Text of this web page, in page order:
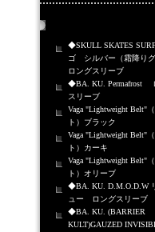
◆SKULL SKATES
ゴ シルバー（霜降りグ
ロングスリーブ
◆BA. KU. Permafrost
スリーブ
Vaga "Lightweight Belt"
ト）ブラック
Vaga "Lightweight Belt"
ト）カーキ
Vaga "Lightweight Belt"
ト）オリーブ
◆BA. KU. D.M.O.D.W
ュー ロングスリーブ
◆BA. KU. (BARRIER
KULT)GAUZED